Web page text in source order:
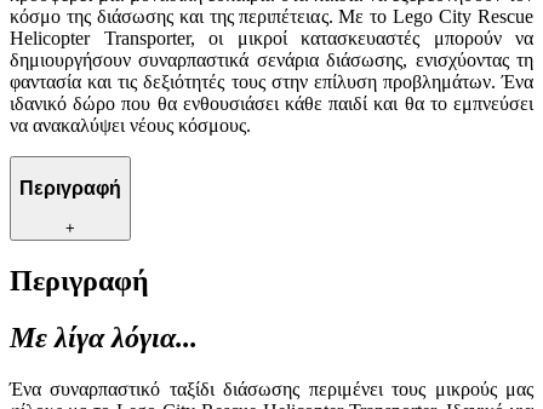
κόσμο της διάσωσης και της περιπέτειας. Με το Lego City Rescue
Helicopter Transporter, οι μικροί κατασκευαστές μπορούν να
δημιουργήσουν συναρπαστικά σενάρια διάσωσης, ενισχύοντας τη
φαντασία και τις δεξιότητές τους στην επίλυση προβλημάτων. Ένα
ιδανικό δώρο που θα ενθουσιάσει κάθε παιδί και θα το εμπνεύσει
να ανακαλύψει νέους κόσμους.
Περιγραφή
+
Περιγραφή
Με λίγα λόγια...
Ένα συναρπαστικό ταξίδι διάσωσης περιμένει τους μικρούς μας